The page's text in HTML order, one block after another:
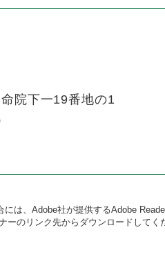
院下一19番地の1
は、Adobe社が提供するAdobe
ーのリンク先からダウンロードしてく